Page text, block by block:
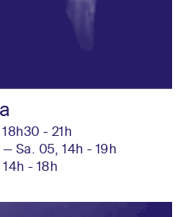
18h30 - 21h
Sa. 05, 14h - 19h
- 18h